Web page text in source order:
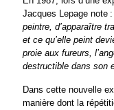
Jacques Lepage note
peintre, d’apparaître
et ce qu’elle peint
proie aux fureurs,
destructible dans son
Dans cette nouvelle
manière dont la